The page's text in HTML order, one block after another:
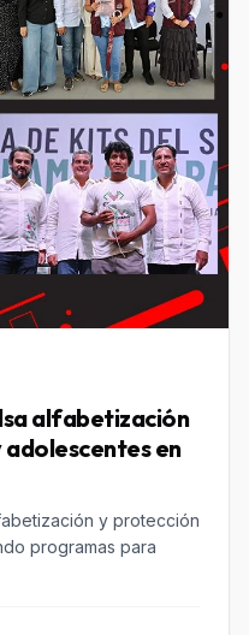
alfabetización
en
y protección
programas para